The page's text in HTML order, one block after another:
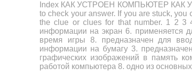
Index КАК УСТРОЕН КОМПЬЮТЕР КАК
to check your answer. If you are stuck,
the clue or clues for that number. 1 2 3
информации на экран 6. применяется
время игры 8. предназначен для
информации на бумагу 3.
графических изображений в память
работой компьютера 8. одно из